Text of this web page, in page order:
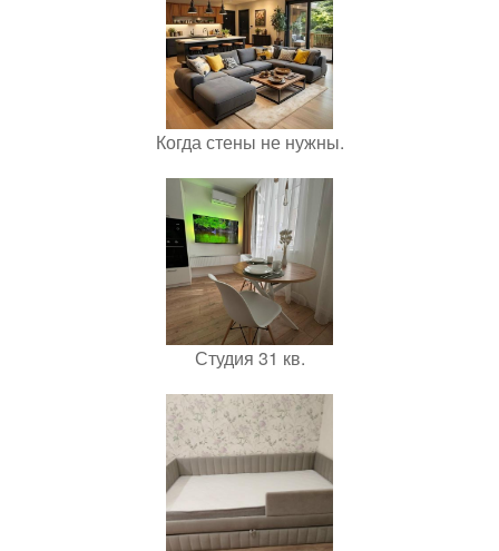
Когда стены не нужны.
Студия 31 кв.